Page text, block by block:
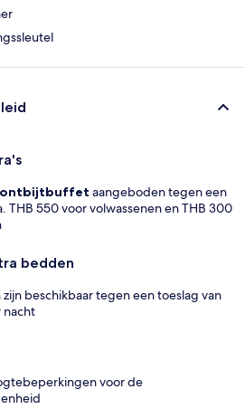
ontbijtbuffet aangeboden tegen een
THB 550 voor volwassenen en THB 300
bedden
beschikbaar tegen een toeslag van
nacht
voor de